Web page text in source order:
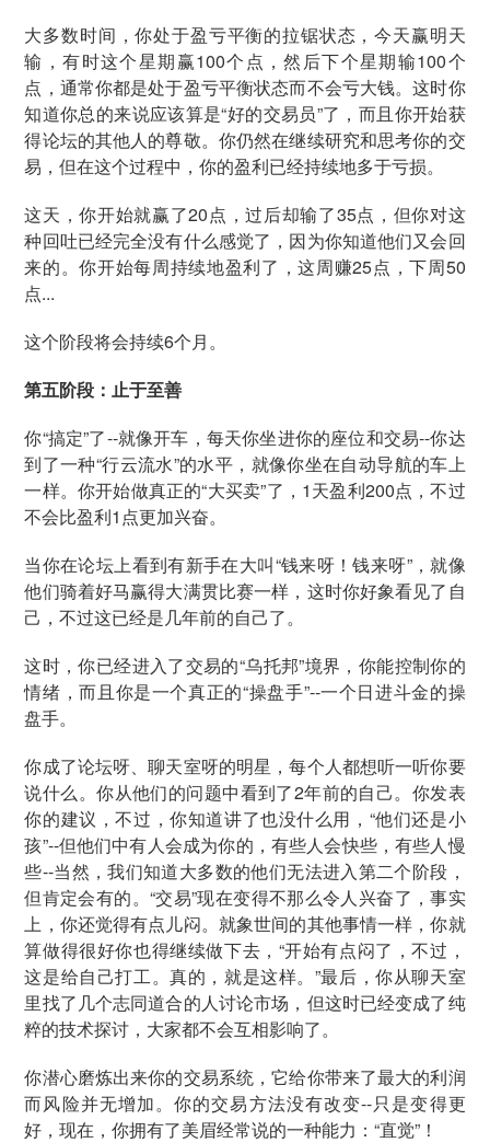
大多数时间，你处于盈亏平衡的拉锯状态，今天赢明天
输，有时这个星期赢100个点，然后下个星期输100个
点，通常你都是处于盈亏平衡状态而不会亏大钱。这时你
知道你总的来说应该算是“好的交易员”了，而且你开始获
得论坛的其他人的尊敬。你仍然在继续研究和思考你的交
易，但在这个过程中，你的盈利已经持续地多于亏损。
这天，你开始就赢了20点，过后却输了35点，但你对这
种回吐已经完全没有什么感觉了，因为你知道他们又会回
来的。你开始每周持续地盈利了，这周赚25点，下周50
点...
这个阶段将会持续6个月。
第五阶段：止于至善
你“搞定”了--就像开车，每天你坐进你的座位和交易--你达
到了一种“行云流水”的水平，就像你坐在自动导航的车上
一样。你开始做真正的“大买卖”了，1天盈利200点，不过
不会比盈利1点更加兴奋。
当你在论坛上看到有新手在大叫“钱来呀！钱来呀”，就像
他们骑着好马赢得大满贯比赛一样，这时你好象看见了自
己，不过这已经是几年前的自己了。
这时，你已经进入了交易的“乌托邦”境界，你能控制你的
情绪，而且你是一个真正的“操盘手”--一个日进斗金的操
盘手。
你成了论坛呀、聊天室呀的明星，每个人都想听一听你要
说什么。你从他们的问题中看到了2年前的自己。你发表
你的建议，不过，你知道讲了也没什么用，“他们还是小
孩”--但他们中有人会成为你的，有些人会快些，有些人慢
些--当然，我们知道大多数的他们无法进入第二个阶段，
但肯定会有的。“交易”现在变得不那么令人兴奋了，事实
上，你还觉得有点儿闷。就象世间的其他事情一样，你就
算做得很好你也得继续做下去，“开始有点闷了，不过，
这是给自己打工。真的，就是这样。”最后，你从聊天室
里找了几个志同道合的人讨论市场，但这时已经变成了纯
粹的技术探讨，大家都不会互相影响了。
你潜心磨炼出来你的交易系统，它给你带来了最大的利润
而风险并无增加。你的交易方法没有改变--只是变得更
好，现在，你拥有了美眉经常说的一种能力：“直觉”！